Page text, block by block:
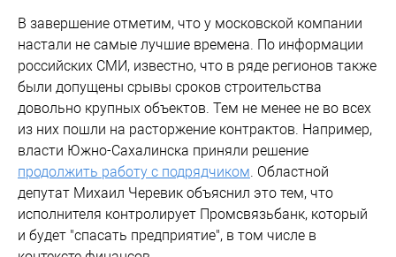
В завершение отметим, что у московской компании
настали не самые лучшие времена. По информации
российских СМИ, известно, что в ряде регионов также
были допущены срывы сроков строительства
довольно крупных объектов. Тем не менее не во всех
из них пошли на расторжение контрактов. Например,
власти Южно-Сахалинска приняли решение
продолжить работу с подрядчиком. Областной
депутат Михаил Черевик объяснил это тем, что
исполнителя контролирует Промсвязьбанк, который
и будет "спасать предприятие", в том числе в